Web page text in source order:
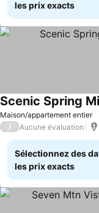
les prix exacts
Maison/appartement entier
Scenic Spring
/ Aucune évaluation
Sélectionnez des
les prix exacts